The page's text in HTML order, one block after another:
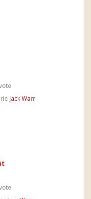
Jack Warr